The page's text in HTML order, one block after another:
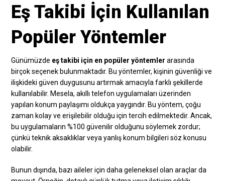
Eş Takibi İçin Kullanılan
Popüler Yöntemler
Günümüzde eş takibi için en popüler yöntemler arasında
birçok seçenek bulunmaktadır. Bu yöntemler, kişinin güvenliği ve
ilişkideki güven duygusunu artırmak amacıyla farklı şekillerde
kullanılabilir. Mesela, akıllı telefon uygulamaları üzerinden
yapılan konum paylaşımı oldukça yaygındır. Bu yöntem, çoğu
zaman kolay ve erişilebilir olduğu için tercih edilmektedir. Ancak,
bu uygulamaların %100 güvenilir olduğunu söylemek zordur;
çünkü teknik aksaklıklar veya yanlış konum bilgileri söz konusu
olabilir.
Bunun dışında, bazı aileler için daha geleneksel olan araçlar da